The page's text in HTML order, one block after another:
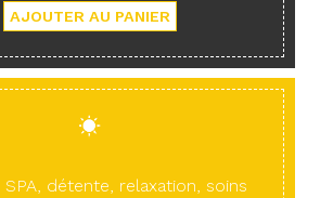
détente, relaxation, soins